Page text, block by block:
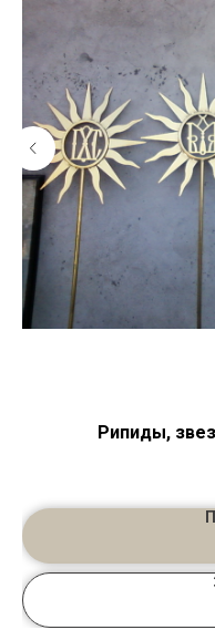
Рипиды,